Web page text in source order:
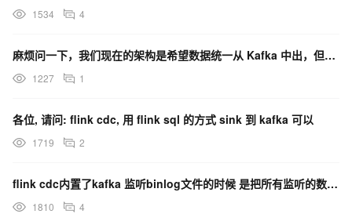
1534 4
麻烦问一下，我们现在的架构是希望数据统一从 Kafka 中出，但是又想用 Flink CDC，请问
1227 1
各位, 请问: flink cdc, 用 flink sql 的方式 sink 到 kafka 可以
1719 2
flink cdc内置了kafka 监听binlog文件的时候 是把所有监听的数据写入kafka的
1810 4